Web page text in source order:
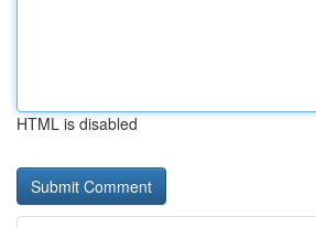
HTML is disabled